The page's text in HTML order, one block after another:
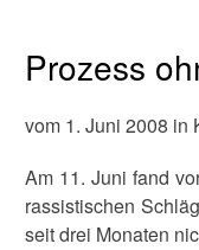
Prozess
vom 1. Juni 2008 in
Am 11. Juni fand
rassistischen
seit drei Monaten